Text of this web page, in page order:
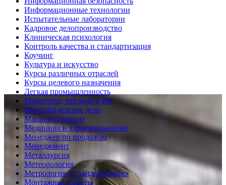
Информационные технологии
Испытательные лаборатории
Кадровое делопроизводство
Клиническая психология
Контроль качества и стандартизация
Коучинг
Культура и искусство
Курсы различных отраслей
Курсы целевого назначения
Легкая промышленность
Маркетинг, реклама и PR
Маркшейдерское дело
Машиностроение
Медицина и здравоохранение
Менеджер по продажам
Менеджмент
Металлургия
Метеорология
Метрология и стандартизация
Монтажные работы